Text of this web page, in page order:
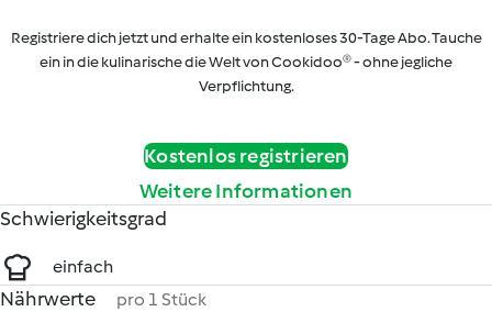
Registriere dich jetzt und erhalte ein kostenloses 30-Tage Abo. Tauche
ein in die kulinarische die Welt von Cookidoo® - ohne jegliche
Verpflichtung.
Kostenlos registrieren
Weitere Informationen
Schwierigkeitsgrad
einfach
Nährwerte pro 1 Stück